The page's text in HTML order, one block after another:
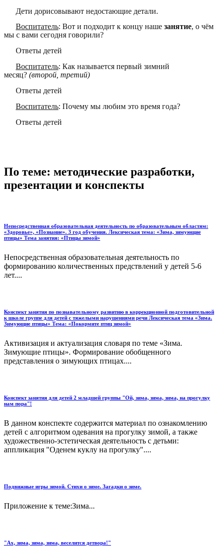
Дети дорисовывают недостающие детали.
Воспитатель: Вот и подходит к концу наше занятие, о чём
мы с вами сегодня говорили?
Ответы детей
Воспитатель: Как называется первый зимний
месяц? (второй, третий)
Ответы детей
Воспитатель: Почему мы любим это время года?
Ответы детей
По теме: методические разработки,
презентации и конспекты
Непосредственная образовательная деятельность по образовательным областям:
«Здоровье», «Познание». 3 год обучения. Лексическая тема: «Зима, зимующие
птицы» Тема занятия: «Птицы зимой»
Непосредственная образовательная деятельность по
формированию количественных предствлений у детей 5-6
лет....
Конспект занятия по познавательному развитию в коррекционной подготовительной
к школе группе для детей с тяжелыми нарушениями речи Лексическая тема «Зима.
Зимующие птицы» Тема: «Покормите птиц зимой»
Активизация и актуализация словаря по теме «Зима.
Зимующие птицы». Формирование обобщенного
представления о зимующих птицах....
Конспект занятия для детей 2 младшей группы "Ой, зима, зима, зима, на прогулку
нам пора"!
В данном конспекте содержится материал по ознакомлению
детей с алгоритмом одевания на прогулку зимой, а также
художественно-эстетическая деятельность с детьми:
аппликация "Оденем куклу на прогулку"....
Подвижные игры зимой. Стихи о зиме. Загадки о зиме.
Приложение к теме:Зима...
"Ах, зима, зима, зима, веселится детвора!"